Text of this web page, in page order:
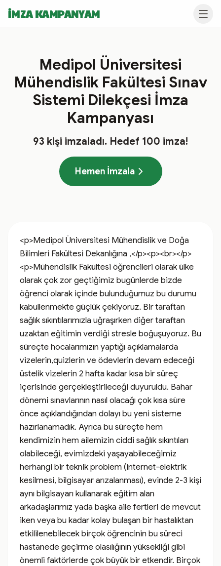
İMZA KAMPANYAM
Medipol Üniversitesi
Mühendislik Fakültesi Sınav
Sistemi Dilekçesi İmza
Kampanyası
93 kişi imzaladı. Hedef 100 imza!
Hemen İmzala
<p>Medipol Üniversitesi Mühendislik ve Doğa
Bilimleri Fakültesi Dekanlığına ,</p><p><br></p>
<p>Mühendislik Fakültesi öğrencileri olarak ülke
olarak çok zor geçtiğimiz bugünlerde bizde
öğrenci olarak içinde bulunduğumuz bu durumu
kabullenmekte güçlük çekiyoruz. Bir taraftan
sağlık sıkıntılarımızla uğraşırken diğer taraftan
uzaktan eğitimin verdiği stresle boğuşuyoruz. Bu
süreçte hocalarımızın yaptığı açıklamalarda
vizelerin,quizlerin ve ödevlerin devam edeceği
üstelik vizelerin 2 hafta kadar kısa bir süreç
içerisinde gerçekleştirileceği duyuruldu. Bahar
dönemi sınavlarının nasıl olacağı çok kısa süre
önce açıklandığından dolayı bu yeni sisteme
hazırlanamadık. Ayrıca bu süreçte hem
kendimizin hem ailemizin ciddi sağlık sıkıntıları
olabileceği, evimizdeki yaşayabileceğimiz
herhangi bir teknik problem (internet-elektrik
kesilmesi, bilgisayar arızalanması), evinde 2-3 kişi
aynı bilgisayarı kullanarak eğitim alan
arkadaşlarımız yada başka aile fertleri de mevcut
iken veya bu kadar kolay bulaşan bir hastalıktan
etkililenebilecek birçok öğrencinin bu süreci
hastanede geçirme olasılığının yüksekliği gibi
önemli faktörlerde çok büyük bir etkendir. Birçok